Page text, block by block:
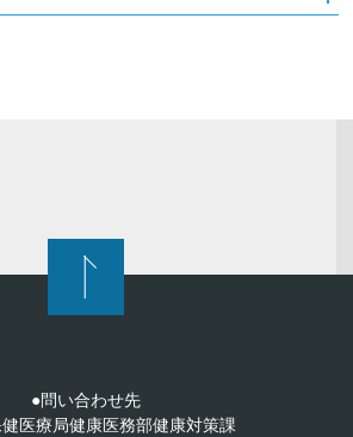
●問い合わせ先
医療局健康医務部健康対策課